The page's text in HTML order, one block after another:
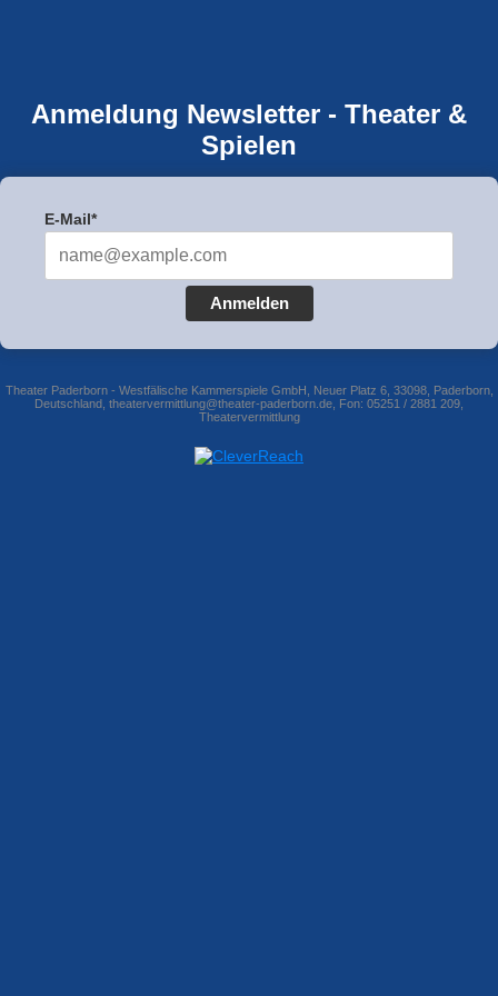
Anmeldung Newsletter - Theater &
Spielen
E-Mail*
Anmelden
Theater Paderborn - Westfälische Kammerspiele GmbH, Neuer Platz 6, 33098, Paderborn,
Deutschland, theatervermittlung@theater-paderborn.de, Fon: 05251 / 2881 209,
Theatervermittlung